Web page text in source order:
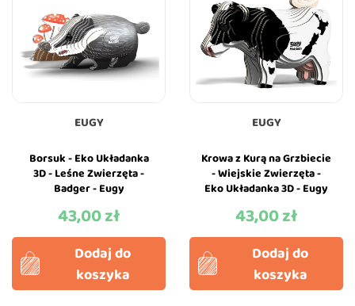
EUGY
Borsuk - Eko Układanka
3D - Leśne Zwierzęta -
Badger - Eugy
Cena
43,00 zł
Dodaj do
koszyka
EUGY
Krowa z Kurą na Grzbiecie
- Wiejskie Zwierzęta -
Eko Układanka 3D - Eugy
Cena
43,00 zł
Dodaj do
koszyka